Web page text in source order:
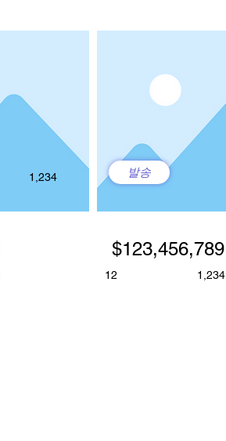
1,234 발송
$123,456,789
12 1,234